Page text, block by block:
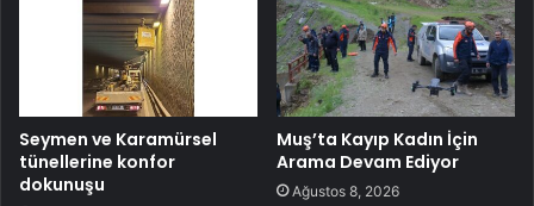
Seymen ve Karamürsel
tünellerine konfor
dokunuşu
Muş’ta Kayıp Kadın İçin
Arama Devam Ediyor
Ağustos 8, 2026